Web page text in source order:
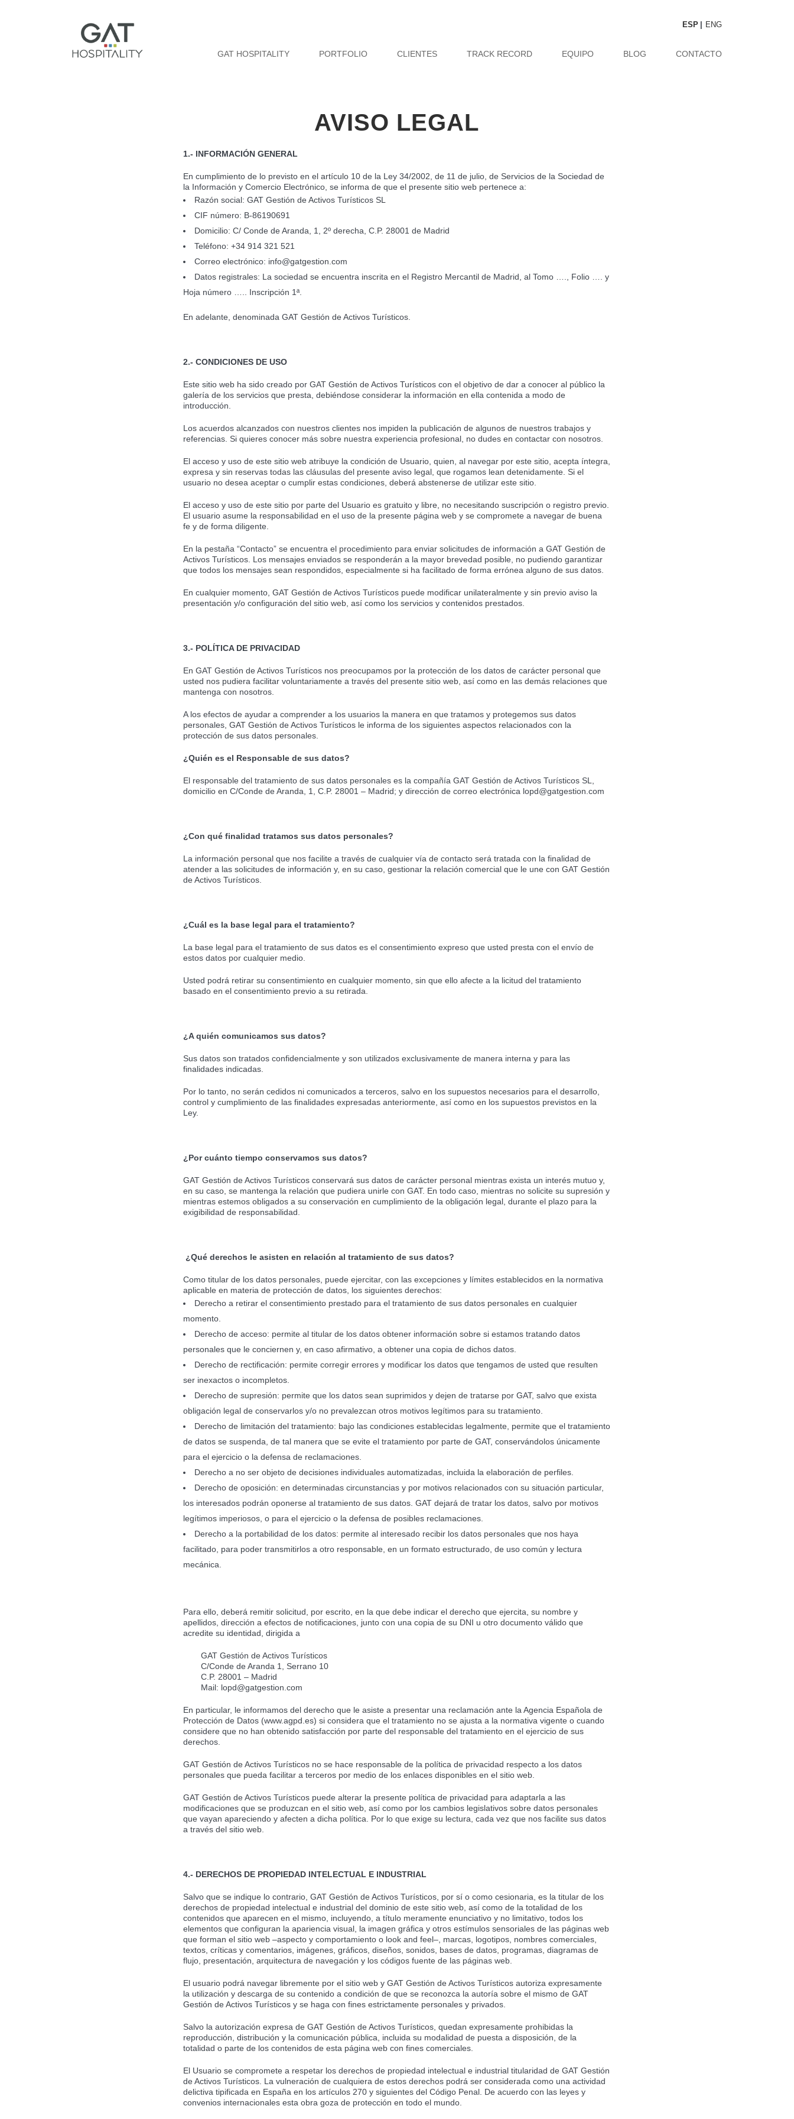
ESP ENG
GAT HOSPITALITY PORTFOLIO CLIENTES TRACK RECORD EQUIPO BLOG CONTACTO
AVISO LEGAL
1.- INFORMACIÓN GENERAL
En cumplimiento de lo previsto en el artículo 10 de la Ley 34/2002, de 11 de julio, de Servicios de la Sociedad de
la Información y Comercio Electrónico, se informa de que el presente sitio web pertenece a:
Razón social: GAT Gestión de Activos Turísticos SL
CIF número: B-86190691
Domicilio: C/ Conde de Aranda, 1, 2º derecha, C.P. 28001 de Madrid
Teléfono: +34 914 321 521
Correo electrónico: info@gatgestion.com
Datos registrales: La sociedad se encuentra inscrita en el Registro Mercantil de Madrid, al Tomo …., Folio …. y
Hoja número ….. Inscripción 1ª.
En adelante, denominada GAT Gestión de Activos Turísticos.
2.- CONDICIONES DE USO
Este sitio web ha sido creado por GAT Gestión de Activos Turísticos con el objetivo de dar a conocer al público la
galería de los servicios que presta, debiéndose considerar la información en ella contenida a modo de
introducción.
Los acuerdos alcanzados con nuestros clientes nos impiden la publicación de algunos de nuestros trabajos y
referencias. Si quieres conocer más sobre nuestra experiencia profesional, no dudes en contactar con nosotros.
El acceso y uso de este sitio web atribuye la condición de Usuario, quien, al navegar por este sitio, acepta íntegra,
expresa y sin reservas todas las cláusulas del presente aviso legal, que rogamos lean detenidamente. Si el
usuario no desea aceptar o cumplir estas condiciones, deberá abstenerse de utilizar este sitio.
El acceso y uso de este sitio por parte del Usuario es gratuito y libre, no necesitando suscripción o registro previo.
El usuario asume la responsabilidad en el uso de la presente página web y se compromete a navegar de buena
fe y de forma diligente.
En la pestaña “Contacto” se encuentra el procedimiento para enviar solicitudes de información a GAT Gestión de
Activos Turísticos. Los mensajes enviados se responderán a la mayor brevedad posible, no pudiendo garantizar
que todos los mensajes sean respondidos, especialmente si ha facilitado de forma errónea alguno de sus datos.
En cualquier momento, GAT Gestión de Activos Turísticos puede modificar unilateralmente y sin previo aviso la
presentación y/o configuración del sitio web, así como los servicios y contenidos prestados.
3.- POLÍTICA DE PRIVACIDAD
En GAT Gestión de Activos Turísticos nos preocupamos por la protección de los datos de carácter personal que
usted nos pudiera facilitar voluntariamente a través del presente sitio web, así como en las demás relaciones que
mantenga con nosotros.
A los efectos de ayudar a comprender a los usuarios la manera en que tratamos y protegemos sus datos
personales, GAT Gestión de Activos Turísticos le informa de los siguientes aspectos relacionados con la
protección de sus datos personales.
¿Quién es el Responsable de sus datos?
El responsable del tratamiento de sus datos personales es la compañía GAT Gestión de Activos Turísticos SL,
domicilio en C/Conde de Aranda, 1, C.P. 28001 – Madrid; y dirección de correo electrónica lopd@gatgestion.com
¿Con qué finalidad tratamos sus datos personales?
La información personal que nos facilite a través de cualquier vía de contacto será tratada con la finalidad de
atender a las solicitudes de información y, en su caso, gestionar la relación comercial que le une con GAT Gestión
de Activos Turísticos.
¿Cuál es la base legal para el tratamiento?
La base legal para el tratamiento de sus datos es el consentimiento expreso que usted presta con el envío de
estos datos por cualquier medio.
Usted podrá retirar su consentimiento en cualquier momento, sin que ello afecte a la licitud del tratamiento
basado en el consentimiento previo a su retirada.
¿A quién comunicamos sus datos?
Sus datos son tratados confidencialmente y son utilizados exclusivamente de manera interna y para las
finalidades indicadas.
Por lo tanto, no serán cedidos ni comunicados a terceros, salvo en los supuestos necesarios para el desarrollo,
control y cumplimiento de las finalidades expresadas anteriormente, así como en los supuestos previstos en la
Ley.
¿Por cuánto tiempo conservamos sus datos?
GAT Gestión de Activos Turísticos conservará sus datos de carácter personal mientras exista un interés mutuo y,
en su caso, se mantenga la relación que pudiera unirle con GAT. En todo caso, mientras no solicite su supresión y
mientras estemos obligados a su conservación en cumplimiento de la obligación legal, durante el plazo para la
exigibilidad de responsabilidad.
¿Qué derechos le asisten en relación al tratamiento de sus datos?
Como titular de los datos personales, puede ejercitar, con las excepciones y límites establecidos en la normativa
aplicable en materia de protección de datos, los siguientes derechos:
Derecho a retirar el consentimiento prestado para el tratamiento de sus datos personales en cualquier
momento.
Derecho de acceso: permite al titular de los datos obtener información sobre si estamos tratando datos
personales que le conciernen y, en caso afirmativo, a obtener una copia de dichos datos.
Derecho de rectificación: permite corregir errores y modificar los datos que tengamos de usted que resulten
ser inexactos o incompletos.
Derecho de supresión: permite que los datos sean suprimidos y dejen de tratarse por GAT, salvo que exista
obligación legal de conservarlos y/o no prevalezcan otros motivos legítimos para su tratamiento.
Derecho de limitación del tratamiento: bajo las condiciones establecidas legalmente, permite que el tratamiento
de datos se suspenda, de tal manera que se evite el tratamiento por parte de GAT, conservándolos únicamente
para el ejercicio o la defensa de reclamaciones.
Derecho a no ser objeto de decisiones individuales automatizadas, incluida la elaboración de perfiles.
Derecho de oposición: en determinadas circunstancias y por motivos relacionados con su situación particular,
los interesados podrán oponerse al tratamiento de sus datos. GAT dejará de tratar los datos, salvo por motivos
legítimos imperiosos, o para el ejercicio o la defensa de posibles reclamaciones.
Derecho a la portabilidad de los datos: permite al interesado recibir los datos personales que nos haya
facilitado, para poder transmitirlos a otro responsable, en un formato estructurado, de uso común y lectura
mecánica.
Para ello, deberá remitir solicitud, por escrito, en la que debe indicar el derecho que ejercita, su nombre y
apellidos, dirección a efectos de notificaciones, junto con una copia de su DNI u otro documento válido que
acredite su identidad, dirigida a
GAT Gestión de Activos Turísticos
C/Conde de Aranda 1, Serrano 10
C.P. 28001 – Madrid
Mail: lopd@gatgestion.com
En particular, le informamos del derecho que le asiste a presentar una reclamación ante la Agencia Española de
Protección de Datos (www.agpd.es) si considera que el tratamiento no se ajusta a la normativa vigente o cuando
considere que no han obtenido satisfacción por parte del responsable del tratamiento en el ejercicio de sus
derechos.
GAT Gestión de Activos Turísticos no se hace responsable de la política de privacidad respecto a los datos
personales que pueda facilitar a terceros por medio de los enlaces disponibles en el sitio web.
GAT Gestión de Activos Turísticos puede alterar la presente política de privacidad para adaptarla a las
modificaciones que se produzcan en el sitio web, así como por los cambios legislativos sobre datos personales
que vayan apareciendo y afecten a dicha política. Por lo que exige su lectura, cada vez que nos facilite sus datos
a través del sitio web.
4.- DERECHOS DE PROPIEDAD INTELECTUAL E INDUSTRIAL
Salvo que se indique lo contrario, GAT Gestión de Activos Turísticos, por sí o como cesionaria, es la titular de los
derechos de propiedad intelectual e industrial del dominio de este sitio web, así como de la totalidad de los
contenidos que aparecen en el mismo, incluyendo, a título meramente enunciativo y no limitativo, todos los
elementos que configuran la apariencia visual, la imagen gráfica y otros estímulos sensoriales de las páginas web
que forman el sitio web –aspecto y comportamiento o look and feel–, marcas, logotipos, nombres comerciales,
textos, críticas y comentarios, imágenes, gráficos, diseños, sonidos, bases de datos, programas, diagramas de
flujo, presentación, arquitectura de navegación y los códigos fuente de las páginas web.
El usuario podrá navegar libremente por el sitio web y GAT Gestión de Activos Turísticos autoriza expresamente
la utilización y descarga de su contenido a condición de que se reconozca la autoría sobre el mismo de GAT
Gestión de Activos Turísticos y se haga con fines estrictamente personales y privados.
Salvo la autorización expresa de GAT Gestión de Activos Turísticos, quedan expresamente prohibidas la
reproducción, distribución y la comunicación pública, incluida su modalidad de puesta a disposición, de la
totalidad o parte de los contenidos de esta página web con fines comerciales.
El Usuario se compromete a respetar los derechos de propiedad intelectual e industrial titularidad de GAT Gestión
de Activos Turísticos. La vulneración de cualquiera de estos derechos podrá ser considerada como una actividad
delictiva tipificada en España en los artículos 270 y siguientes del Código Penal. De acuerdo con las leyes y
convenios internacionales esta obra goza de protección en todo el mundo.